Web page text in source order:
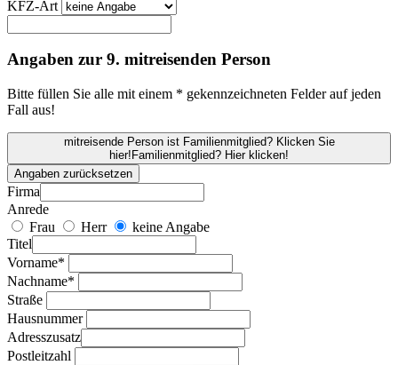
KFZ-Art
Angaben zur 9. mitreisenden Person
Bitte füllen Sie alle mit einem * gekennzeichneten Felder auf jeden
Fall aus!
mitreisende Person ist Familienmitglied? Klicken Sie
hier! Familienmitglied? Hier klicken!
Angaben zurücksetzen
Firma
Anrede
Frau
Herr
keine Angabe
Titel
Vorname*
Nachname*
Straße
Hausnummer
Adresszusatz
Postleitzahl